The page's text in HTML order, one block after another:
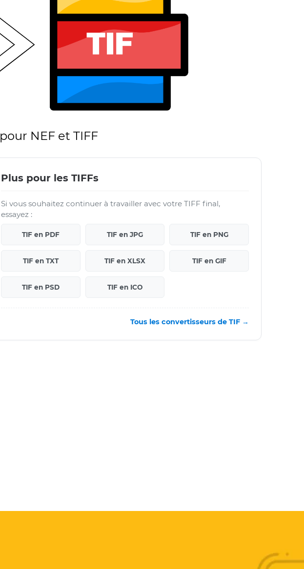
NEF et TIFF
Plus pour les TIFFs
Si vous souhaitez continuer à travailler avec votre TIFF final,
essayez :
TIF en PDF TIF en JPG TIF en PNG
TIF en TXT TIF en XLSX TIF en GIF
TIF en PSD TIF en ICO
Tous les convertisseurs de TIF →